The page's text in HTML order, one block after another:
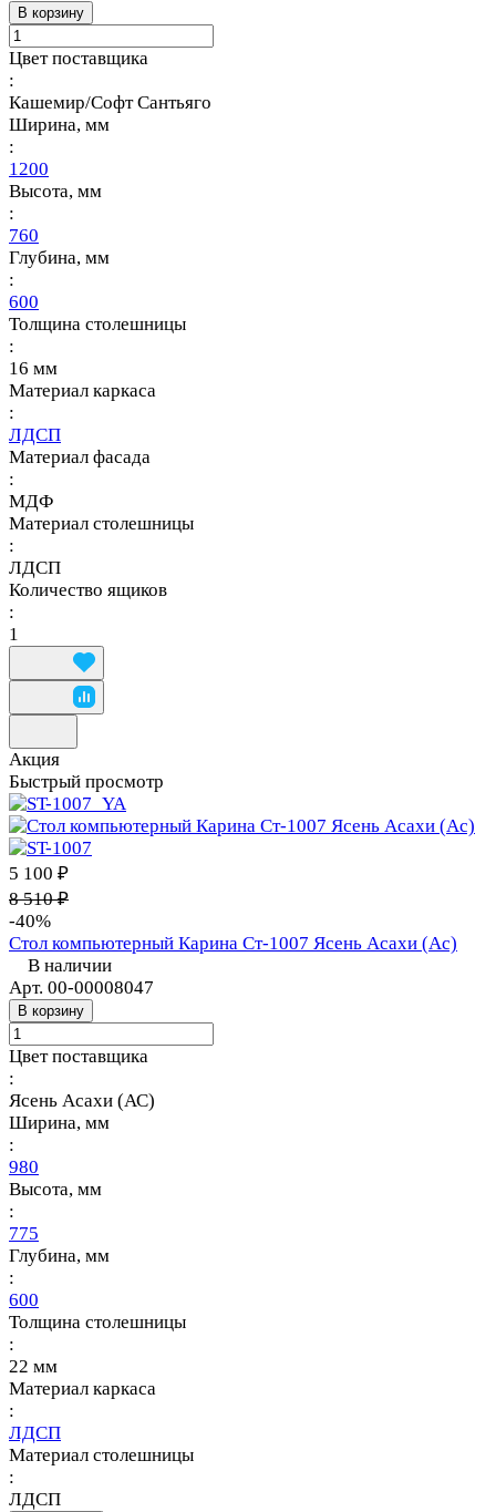
В корзину
Цвет поставщика
:
Кашемир/Софт Сантьяго
Ширина, мм
:
1200
Высота, мм
:
760
Глубина, мм
:
600
Толщина столешницы
:
16 мм
Материал каркаса
:
ЛДСП
Материал фасада
:
МДФ
Материал столешницы
:
ЛДСП
Количество ящиков
:
1
Акция
Быстрый просмотр
5 100 ₽
8 510 ₽
-40%
Стол компьютерный Карина Ст-1007 Ясень Асахи (Ас)
В наличии
Арт. 00-00008047
В корзину
Цвет поставщика
:
Ясень Асахи (АС)
Ширина, мм
:
980
Высота, мм
:
775
Глубина, мм
:
600
Толщина столешницы
:
22 мм
Материал каркаса
:
ЛДСП
Материал столешницы
:
ЛДСП